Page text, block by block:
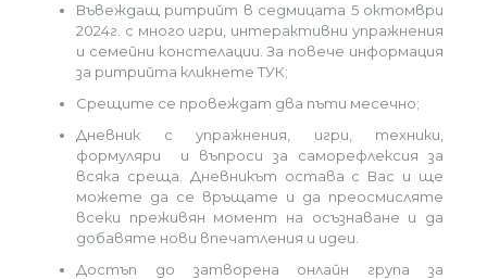
Въвеждащ ритрийт в седмицата 5 октомври
2024г. с много игри, интерактивни упражнения
и семейни констелации. За повече информация
за ритрийта кликнете ТУК;
Срещите се провеждат два пъти месечно;
Дневник с упражнения, игри, техники,
формуляри и въпроси за саморефлексия за
всяка среща. Дневникът остава с Вас и ще
можете да се връщате и да преосмисляте
всеки преживян момент на осъзнаване и да
добавяте нови впечатления и идеи.
Достъп до затворена онлайн група за